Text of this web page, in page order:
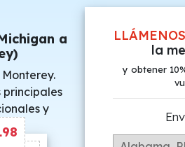
a
principales
y
la
y obtener